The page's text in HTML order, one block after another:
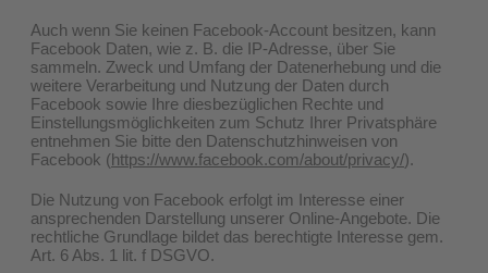
Auch wenn Sie keinen Facebook-Account besitzen, kann
Facebook Daten, wie z. B. die IP-Adresse, über Sie
sammeln. Zweck und Umfang der Datenerhebung und die
weitere Verarbeitung und Nutzung der Daten durch
Facebook sowie Ihre diesbezüglichen Rechte und
Einstellungsmöglichkeiten zum Schutz Ihrer Privatsphäre
entnehmen Sie bitte den Datenschutzhinweisen von
Facebook (https://www.facebook.com/about/privacy/).
Die Nutzung von Facebook erfolgt im Interesse einer
ansprechenden Darstellung unserer Online-Angebote. Die
rechtliche Grundlage bildet das berechtigte Interesse gem.
Art. 6 Abs. 1 lit. f DSGVO.